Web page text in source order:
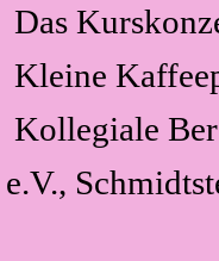
Das
Kleine
Kollegiale